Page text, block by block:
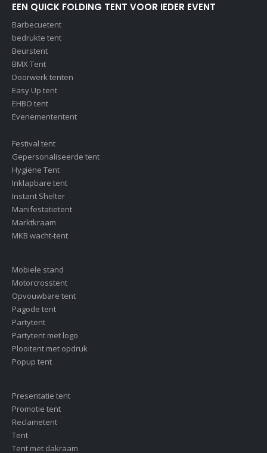
EEN QUICK FOLDING TENT VOOR IEDER EVENT
Barbecuetent
bedrukte tent
Beurstent
BMX Tent
Doorwerk tenten
Easy Up tent
EHBO tent
Evenemententent
Festival tent
Gepersonaliseerde tent
Hygiëne Tent
Inklapbare tent
Instant Shelter
Manifestatietent
Marktkraam
MKB wacht-tent
Mobiele stand
Motorcrosstent
Opvouwbare tent
Pagode tent
Partytent
Partytent met logo
Plooitent met opdruk
Popup tent
Presentatie tent
Promotie tent
Reclametent
Tent
Tent met dakraam